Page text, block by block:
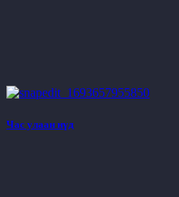
Час улаан нүд